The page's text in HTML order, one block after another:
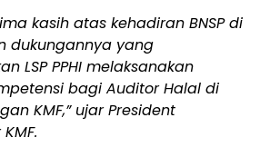
kasih atas kehadiran BNSP di
dukungannya yang
LSP PPHI melaksanakan
bagi Auditor Halal di
KMF,” ujar President